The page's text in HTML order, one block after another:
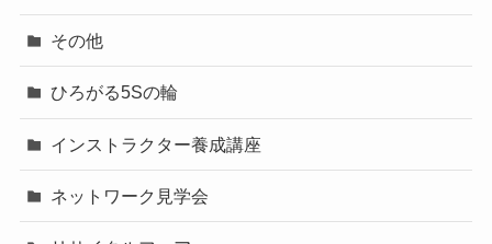
その他
ひろがる5Sの輪
インストラクター養成講座
ネットワーク見学会